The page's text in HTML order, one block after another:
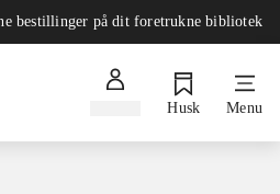
bestillinger på dit foretrukne bibliotek
Husk Menu